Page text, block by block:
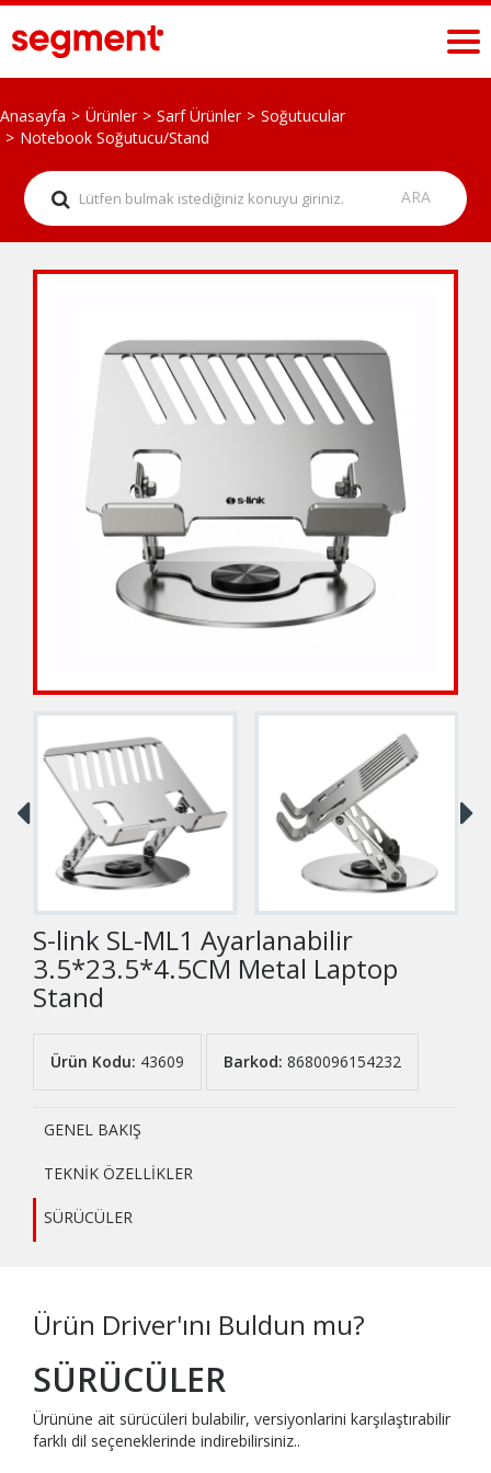
Anasayfa Ürünler Sarf Ürünler
Soğutucular
Notebook Soğutucu/Stand
S-link SL-ML1 Ayarlanabilir
3.5*23.5*4.5CM Metal Laptop
Stand
Ürün Kodu: 43609 Barkod: 8680096154232
GENEL BAKIŞ
TEKNİK ÖZELLİKLER
SÜRÜCÜLER
Ürün Driver'ını Buldun mu?
SÜRÜCÜLER
Ürününe ait sürücüleri bulabilir, versiyonlarini karşılaştırabilir
farklı dil seçeneklerinde indirebilirsiniz..